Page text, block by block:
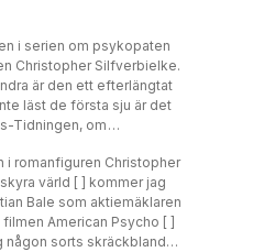
i serien om psykopaten
Christopher Silfverbielke.
är den ett efterlängtat
läst de första sju är det
Tidningen, om
i romanfiguren Christopher
värld [ ] kommer jag
Bale som aktiemäklaren
American Psycho [ ]
någon sorts skräckblandad